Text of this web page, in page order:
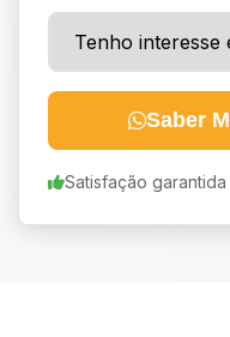
Saber
Satisfação